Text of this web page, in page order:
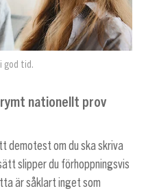
god tid.
nationellt prov
demotest om du ska skriva
slipper du förhoppningsvis
är såklart inget som